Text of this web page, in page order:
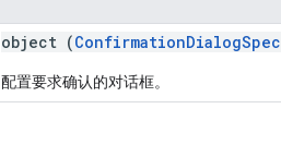
object (ConfirmationDialogSpec
配置要求确认的对话框。